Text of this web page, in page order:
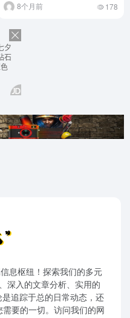
8个月前 178
息枢纽！探索我们的多元
深入的文章分析、实用的
追踪于总的日常动态，还
要的一切。访问我们的网